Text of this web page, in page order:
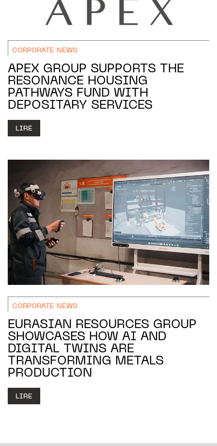
CORPORATE NEWS
APEX GROUP SUPPORTS THE
RESONANCE HOUSING
PATHWAYS FUND WITH
DEPOSITARY SERVICES
LIRE
CORPORATE NEWS
EURASIAN RESOURCES GROUP
SHOWCASES HOW AI AND
DIGITAL TWINS ARE
TRANSFORMING METALS
PRODUCTION
LIRE